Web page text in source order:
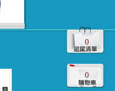
0
0